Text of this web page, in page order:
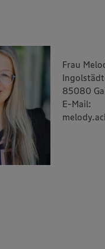
Frau
85080
E-Mail: